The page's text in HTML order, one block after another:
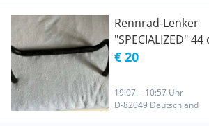
Rennrad-Lenker
"SPECIALIZED" 44
€ 20
19.07. - 10:57 Uhr
D-82049 Deutschland